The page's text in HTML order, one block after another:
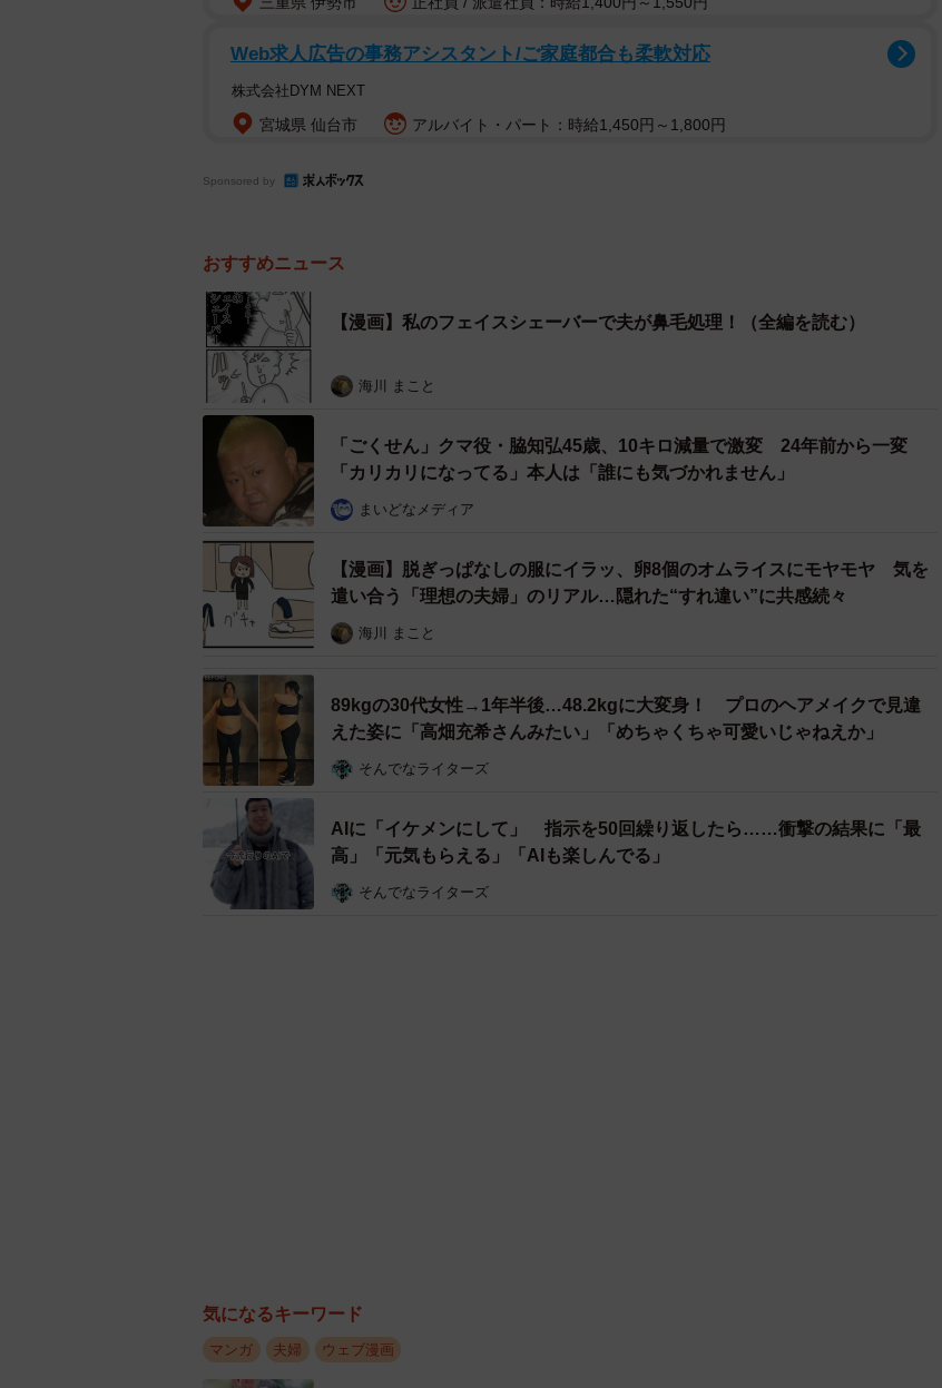
Web求人広告の事務アシスタント/ご家庭都合も柔軟対応
株式会社DYM NEXT
宮城県 仙台市 アルバイト・パート：時給1,450円～1,800円
Sponsored by
おすすめニュース
【漫画】私のフェイスシェーバーで夫が鼻毛処理！（全編を読む）
海川 まこと
「ごくせん」クマ役・脇知弘45歳、10キロ減量で激変 24年前から一変
「カリカリになってる」本人は「誰にも気づかれません」
まいどなメディア
【漫画】脱ぎっぱなしの服にイラッ、卵8個のオムライスにモヤモヤ 気を
遣い合う「理想の夫婦」のリアル…隠れた“すれ違い”に共感続々
海川 まこと
89kgの30代女性→1年半後…48.2kgに大変身！ プロのヘアメイクで見違
えた姿に「高畑充希さんみたい」「めちゃくちゃ可愛いじゃねえか」
そんでなライターズ
AIに「イケメンにして」 指示を50回繰り返したら……衝撃の結果に「最
高」「元気もらえる」「AIも楽しんでる」
そんでなライターズ
気になるキーワード
マンガ 夫婦 ウェブ漫画